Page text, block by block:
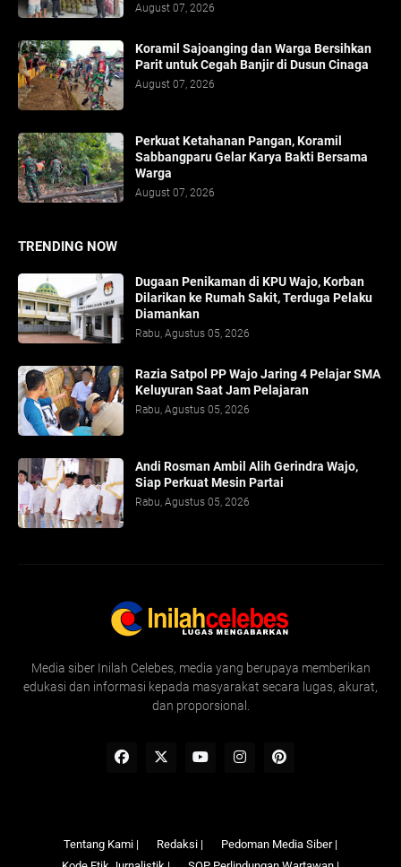
August 07, 2026
Koramil Sajoanging dan Warga Bersihkan
Parit untuk Cegah Banjir di Dusun Cinaga
August 07, 2026
Perkuat Ketahanan Pangan, Koramil
Sabbangparu Gelar Karya Bakti Bersama
Warga
August 07, 2026
TRENDING NOW
Dugaan Penikaman di KPU Wajo, Korban
Dilarikan ke Rumah Sakit, Terduga Pelaku
Diamankan
Rabu, Agustus 05, 2026
Razia Satpol PP Wajo Jaring 4 Pelajar SMA
Keluyuran Saat Jam Pelajaran
Rabu, Agustus 05, 2026
Andi Rosman Ambil Alih Gerindra Wajo,
Siap Perkuat Mesin Partai
Rabu, Agustus 05, 2026
Media siber Inilah Celebes, media yang berupaya memberikan
edukasi dan informasi kepada masyarakat secara lugas, akurat,
dan proporsional.
Tentang Kami | Redaksi |
Pedoman Media Siber |